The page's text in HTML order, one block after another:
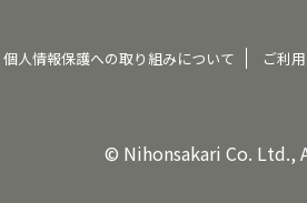
個人情報保護への取り組みについて ご利
© Nihonsakari Co. Ltd.,